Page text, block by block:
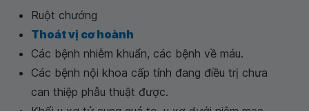
Ruột chướng
Thoát vị cơ hoành
Các bệnh nhiễm khuẩn, các bệnh về máu.
Các bệnh nội khoa cấp tính đang điều trị chưa
can thiệp phẫu thuật được.